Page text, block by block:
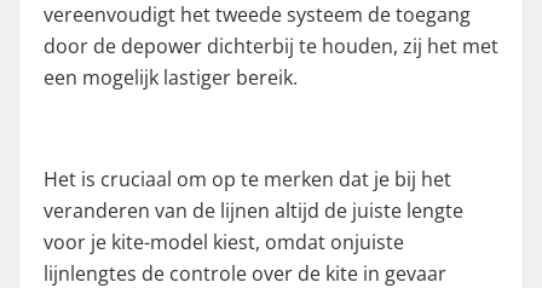
vereenvoudigt het tweede systeem de toegang
door de depower dichterbij te houden, zij het met
een mogelijk lastiger bereik.
Het is cruciaal om op te merken dat je bij het
veranderen van de lijnen altijd de juiste lengte
voor je kite-model kiest, omdat onjuiste
lijnlengtes de controle over de kite in gevaar